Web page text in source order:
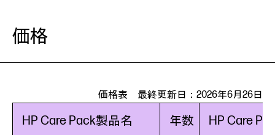
価格
価格表 最終更新日：2026年6月26日
HP Care Pack製品名 年数 HP Care